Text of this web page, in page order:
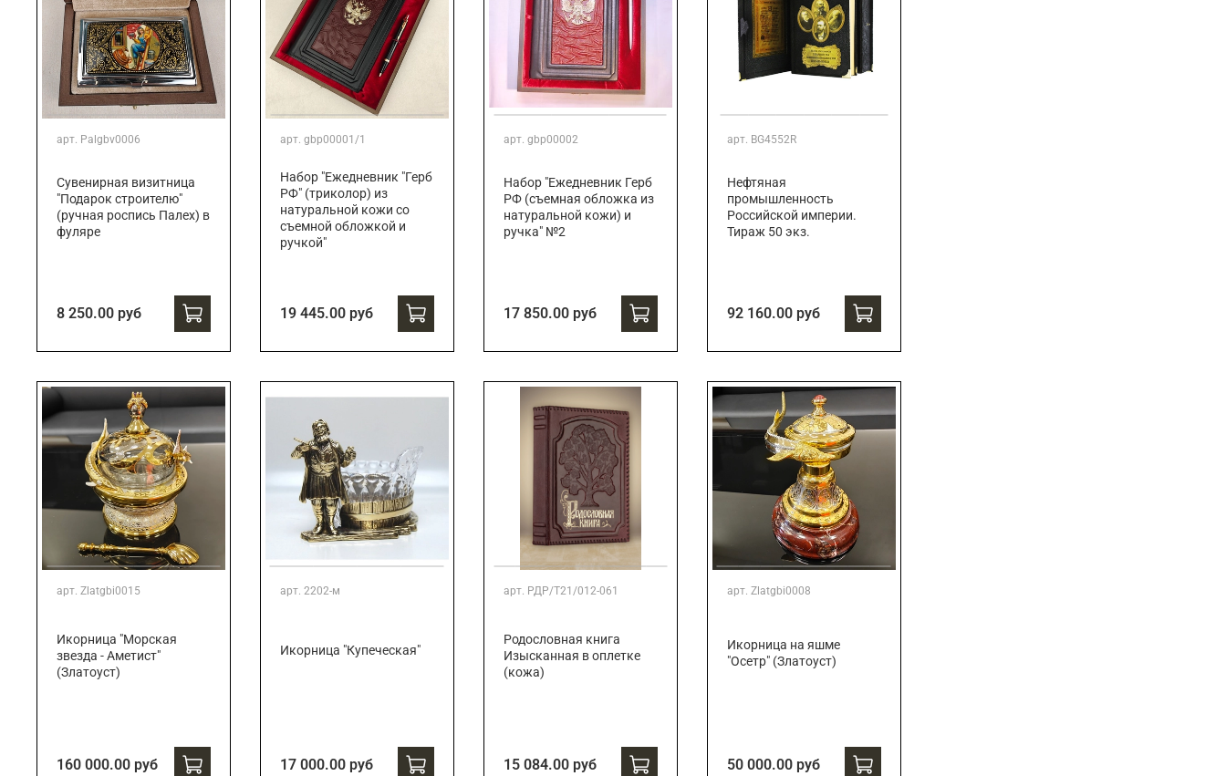
арт. Palgbv0006
Сувенирная визитница
"Подарок строителю"
(ручная роспись Палех) в
фуляре
8 250.00 руб
арт. gbp00001/1
Набор "Ежедневник "Герб
РФ" (триколор) из
натуральной кожи со
съемной обложкой и
ручкой"
19 445.00 руб
арт. gbp00002
Набор "Ежедневник Герб
РФ (съемная обложка из
натуральной кожи) и
ручка" №2
17 850.00 руб
арт. BG4552R
Нефтяная
промышленность
Российской империи.
Тираж 50 экз.
92 160.00 руб
арт. Zlatgbi0015
Икорница "Морская
звезда - Аметист"
(Златоуст)
160 000.00 руб
арт. 2202-м
Икорница "Купеческая"
17 000.00 руб
арт. РДР/Т21/012-061
Родословная книга
Изысканная в оплетке
(кожа)
15 084.00 руб
арт. Zlatgbi0008
Икорница на яшме
"Осетр" (Златоуст)
50 000.00 руб